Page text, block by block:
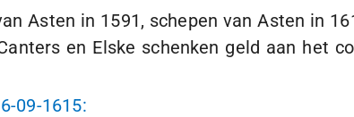
Asten in 1591, schepen van Asten in
en Elske schenken geld aan het
09-1615: